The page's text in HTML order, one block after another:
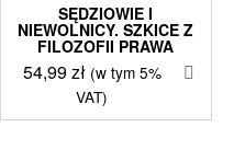
SĘDZIOWIE I
NIEWOLNICY. SZKICE Z
FILOZOFII PRAWA
54,99zł (w tym 5%
VAT)